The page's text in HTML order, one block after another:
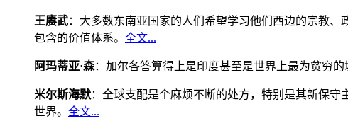
王赓武：大多数东南亚国家的人们希望学习他们西边的宗教
包含的价值体系。 全文...
阿玛蒂亚·森：加尔各答算得上是印度甚至是世界上最为贫穷
米尔斯海默：全球支配是个麻烦不断的处方，特别是其新保
世界。 全文...